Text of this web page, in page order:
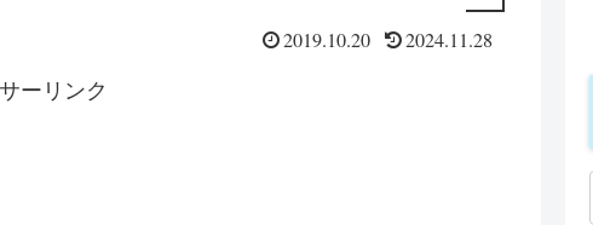
2019.10.20 2024.11.28
ーリンク